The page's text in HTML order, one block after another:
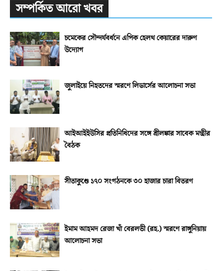
সম্পর্কিত আরো খবর
চমেকের সৌন্দর্যবর্ধনে এপিক হেলথ কেয়ারের দারুণ
উদ্যোগ
জুলাইয়ে নিহতদের স্মরণে লিডার্সের আলোচনা সভা
আইআইইউসির প্রতিনিধিদের সঙ্গে শ্রীলঙ্কার সাবেক মন্ত্রীর
বৈঠক
সীতাকুণ্ডে ১৭০ সংগঠনকে ৩০ হাজার চারা বিতরণ
ইমাম আহমদ রেজা খাঁ বেরলভী (রহ.) স্মরণে রাঙ্গুনিয়ায়
আলোচনা সভা